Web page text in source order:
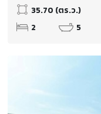
35.70 (ตร.ว.)
2
5